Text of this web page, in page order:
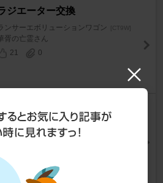
ジエーター交換
ランサーエボリューションワゴン [CT9W]
胥の亡霊さん
21
0
ジエターリザーバータンクホ
ス交換
ランサーエボリューションワゴン
12